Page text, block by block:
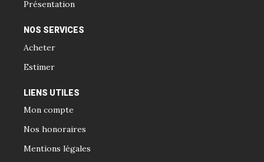
Présentation
NOS SERVICES
Acheter
Estimer
LIENS UTILES
Mon compte
Nos honoraires
Mentions légales